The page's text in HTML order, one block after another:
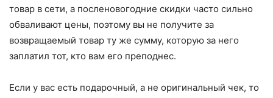
товар в сети, а посленовогодние скидки часто сильно
обваливают цены, поэтому вы не получите за
возвращаемый товар ту же сумму, которую за него
заплатил тот, кто вам его преподнес.
Если у вас есть подарочный, а не оригинальный чек, то